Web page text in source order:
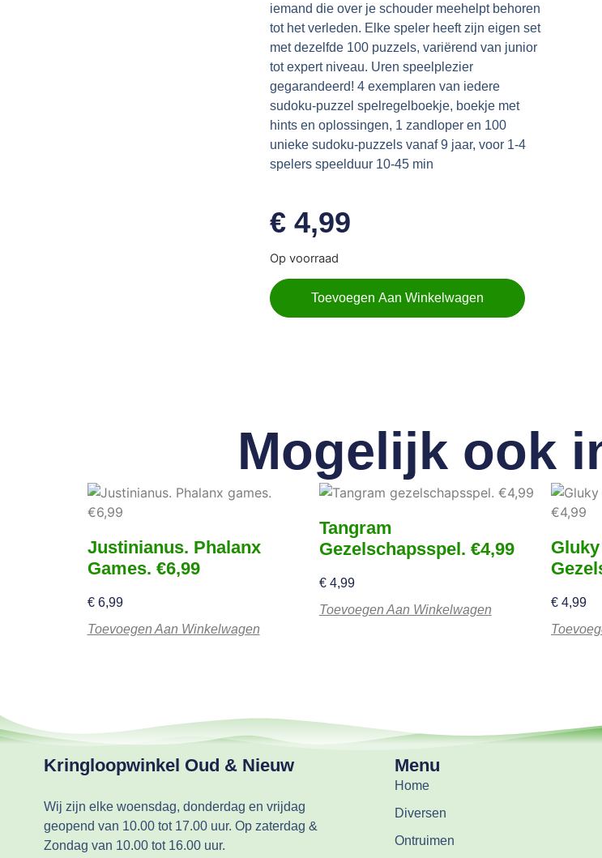
iemand die over je schouder meehelpt behoren
tot het verleden. Elke speler heeft zijn eigen set
met dezelfde 100 puzzels, variërend van junior
tot expert niveau. Uren speelplezier
gegarandeerd! 4 exemplaren van iedere
sudoku-puzzel spelregelboekje, boekje met
hints en oplossingen, 1 zandloper en 100
unieke sudoku-puzzels vanaf 9 jaar, voor 1-4
spelers speelduur 10-45 min
€ 4,99
Op voorraad
Toevoegen Aan Winkelwagen
Mogelijk ook
Justinianus. Phalanx
Games. €6,99
€6,99
Toevoegen Aan Winkelwagen
Tangram
Gezelschapsspel. €4,99
€4,99
Toevoegen Aan Winkelwagen
€4,99
Kringloopwinkel Oud & Nieuw
Wij zijn elke woensdag, donderdag en vrijdag
geopend van 10.00 tot 17.00 uur. Op zaterdag &
Zondag van 10.00 tot 16.00 uur.
Menu
Home
Diversen
Ontruimen